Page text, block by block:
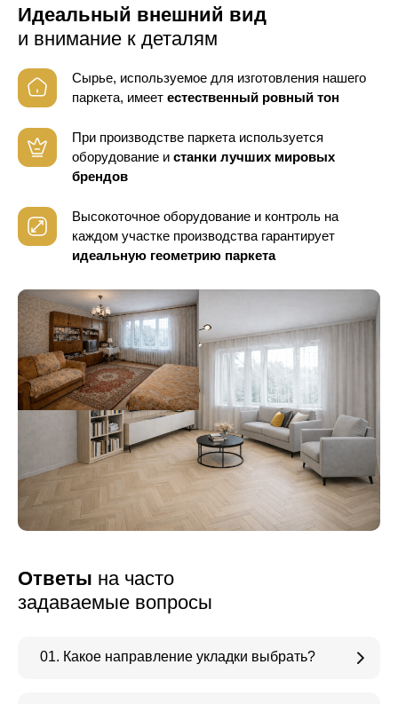
Идеальный внешний вид
и внимание к деталям
Сырье, используемое для изготовления нашего
паркета, имеет естественный ровный тон
При производстве паркета используется
оборудование и станки лучших мировых
брендов
Высокоточное оборудование и контроль на
каждом участке производства гарантирует
идеальную геометрию паркета
Ответы на часто
задаваемые вопросы
01. Какое направление укладки выбрать?